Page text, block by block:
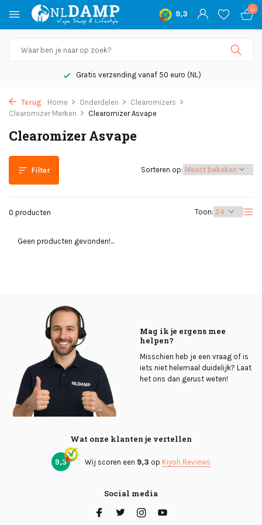
9,3
0
Gratis verzending vanaf 50 euro (NL)
Terug Home Onderdelen
Clearomizers
Clearomizer Merken
Clearomizer Asvape
Clearomizer Asvape
Filter
0 producten Toon:
Sorteren op:
Geen producten gevonden!...
Mag ik je ergens mee
helpen?
Misschien heb je een vraag of is
iets niet helemaal duidelijk? Laat
het ons dan gerust weten!
Wat onze klanten je vertellen
9,3 Wij scoren een 9,3 op Kiyoh Reviews
Social media